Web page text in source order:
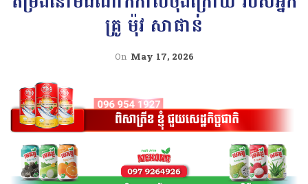
គ្រូ ម៉ុវ សាផាន់
On May 17, 2026